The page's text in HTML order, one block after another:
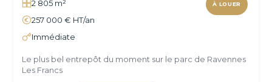
À LOUER
2 805 m²
257 000 € HT/an
Immédiate
Le plus bel entrepôt du moment sur le parc de Ravennes
Les Francs